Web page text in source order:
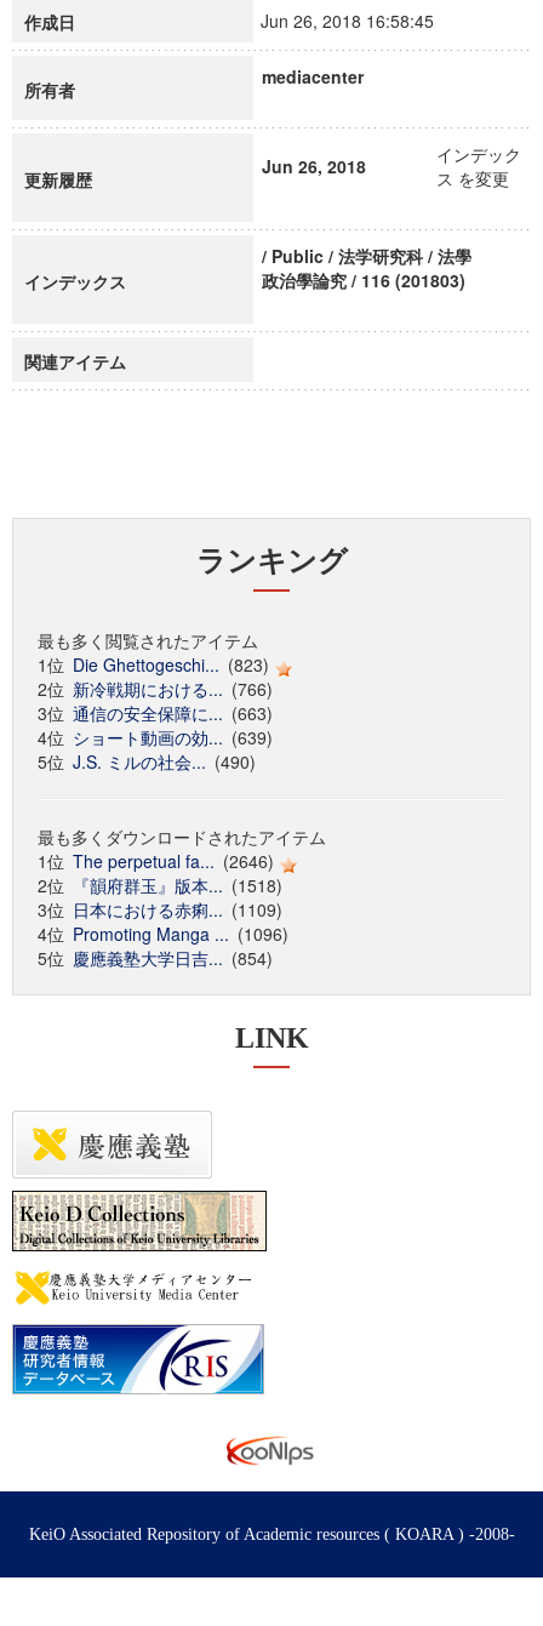
作成日 Jun 26, 2018 16:58:45
所有者
mediacenter
更新履歴
Jun 26, 2018
インデック
ス を変更
インデックス
/ Public / 法学研究科 / 法學
政治學論究 / 116 (201803)
関連アイテム
ランキング
最も多く閲覧されたアイテム
1位 Die Ghettogeschi... (823)
2位 新冷戦期における... (766)
3位 通信の安全保障に... (663)
4位 ショート動画の効... (639)
5位 J.S. ミルの社会... (490)
最も多くダウンロードされたアイテム
1位 The perpetual fa... (2646)
2位
『韻府群玉』版本... (1518)
3位 日本における赤痢... (1109)
4位 Promoting Manga ... (1096)
5位 慶應義塾大学日吉... (854)
LINK
KeiO Associated Repository of Academic resources ( KOARA ) -2008-